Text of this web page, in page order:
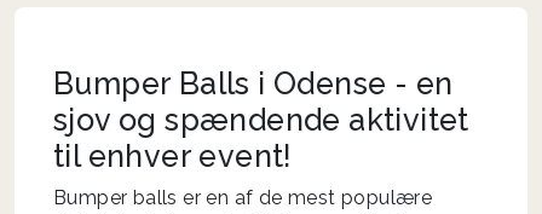
Bumper Balls i Odense - en
sjov og spændende aktivitet
til enhver event!
Bumper balls er en af de mest populære